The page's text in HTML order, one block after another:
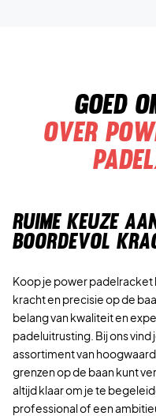
Goed
Over
RUIME KEUZE
BOORDEVOL
Koop je power padelracket
kracht en precisie op de
belang van kwaliteit en
padeluitrusting. Bij ons
assortiment van
grenzen op de baan kunt
altijd klaar om je te
professional of een